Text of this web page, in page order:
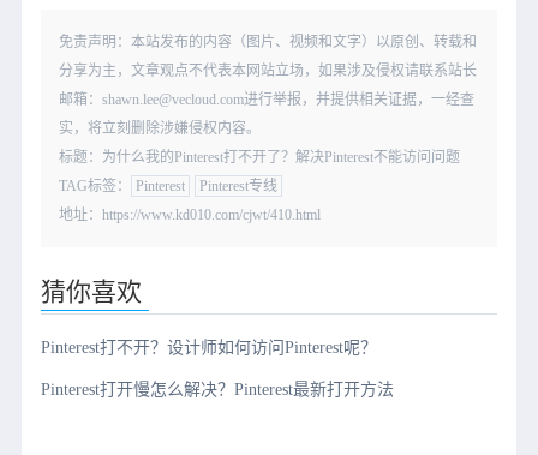
免责声明：本站发布的内容（图片、视频和文字）以原创、转载和
分享为主，文章观点不代表本网站立场，如果涉及侵权请联系站长
邮箱：shawn.lee@vecloud.com进行举报，并提供相关证据，一经查
实，将立刻删除涉嫌侵权内容。
标题：为什么我的Pinterest打不开了？解决Pinterest不能访问问题
TAG标签：
Pinterest
Pinterest专线
地址：https://www.kd010.com/cjwt/410.html
猜你喜欢
Pinterest打不开？设计师如何访问Pinterest呢？
Pinterest打开慢怎么解决？Pinterest最新打开方法